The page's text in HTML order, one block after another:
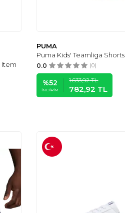
Item
PUMA
Puma Kids' Teamliga Shorts
0.0 (0)
%52
İNDIRIM
1.633,92TL
782,92 TL